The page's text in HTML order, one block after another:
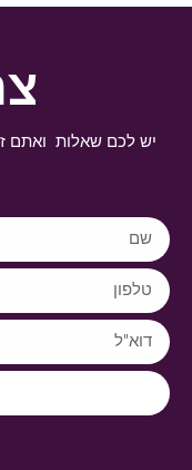
יש לכם שאלות ואתם